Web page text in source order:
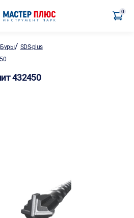
0
Буры/ SDS-plus
432450